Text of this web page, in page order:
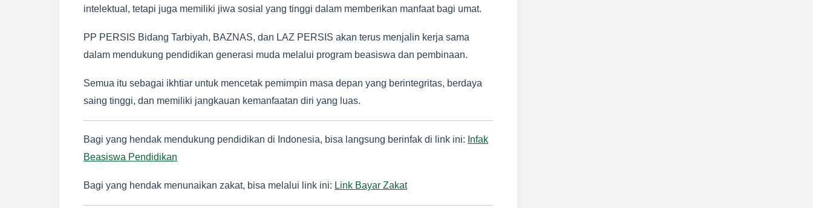
intelektual, tetapi juga memiliki jiwa sosial yang tinggi dalam memberikan manfaat bagi umat.
PP PERSIS Bidang Tarbiyah, BAZNAS, dan LAZ PERSIS akan terus menjalin kerja sama
dalam mendukung pendidikan generasi muda melalui program beasiswa dan pembinaan.
Semua itu sebagai ikhtiar untuk mencetak pemimpin masa depan yang berintegritas, berdaya
saing tinggi, dan memiliki jangkauan kemanfaatan diri yang luas.
Bagi yang hendak mendukung pendidikan di Indonesia, bisa langsung berinfak di link ini: Infak
Beasiswa Pendidikan
Bagi yang hendak menunaikan zakat, bisa melalui link ini: Link Bayar Zakat